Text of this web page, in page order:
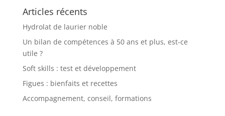
Articles récents
Hydrolat de laurier noble
Un bilan de compétences à 50 ans et plus, est-ce
utile ?
Soft skills : test et développement
Figues : bienfaits et recettes
Accompagnement, conseil, formations